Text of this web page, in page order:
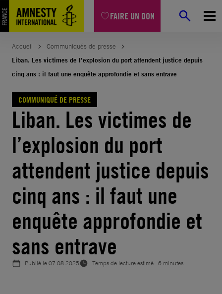
FAIRE UN DON
Aller
au
contenu
Accueil
Communiqués de presse
Liban. Les victimes de l’explosion du port attendent justice depuis
cinq ans : il faut une enquête approfondie et sans entrave
COMMUNIQUÉ DE PRESSE
Liban. Les victimes de
l’explosion du port
attendent justice depuis
cinq ans : il faut une
enquête approfondie et
sans entrave
Publié le07.08.2025 Temps de lecture estimé : 6 minutes